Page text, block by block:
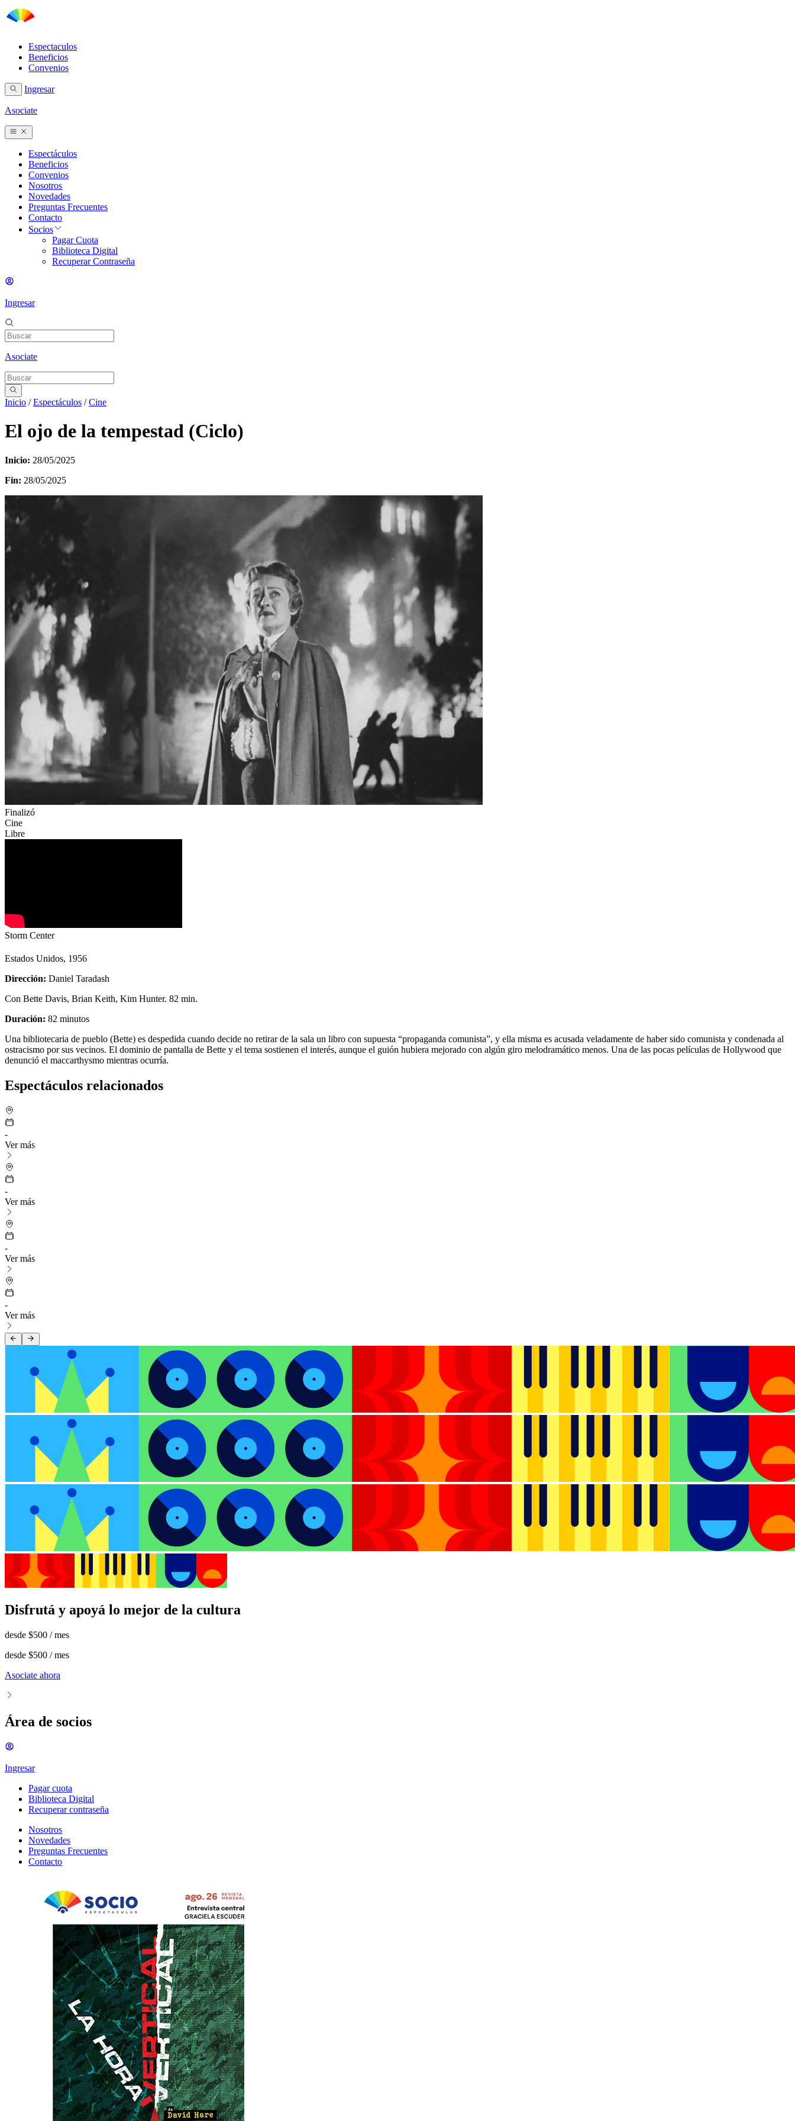
Espectaculos
Beneficios
Convenios
Ingresar
Asociate
Espectáculos
Beneficios
Convenios
Nosotros
Novedades
Preguntas Frecuentes
Contacto
Socios
Pagar Cuota
Biblioteca Digital
Recuperar Contraseña
Ingresar
Asociate
Inicio /Espectáculos /Cine
El ojo de la tempestad (Ciclo)
Inicio: 28/05/2025
Fin: 28/05/2025
Finalizó
Cine
Libre
Storm Center
Estados Unidos, 1956
Dirección: Daniel Taradash
Con Bette Davis, Brian Keith, Kim Hunter. 82 min.
Duración: 82 minutos
Una bibliotecaria de pueblo (Bette) es despedida cuando decide no retirar de la sala un libro con supuesta “propaganda comunista”, y ella misma es acusada veladamente de haber sido comunista y condenada al
ostracismo por sus vecinos. El dominio de pantalla de Bette y el tema sostienen el interés, aunque el guión hubiera mejorado con algún giro melodramático menos. Una de las pocas películas de Hollywood que
denunció el maccarthysmo mientras ocurría.
Espectáculos relacionados
-
Ver más
-
Ver más
-
Ver más
-
Ver más
Disfrutá y apoyá lo mejor de la cultura
desde $500 / mes
desde $500 / mes
Asociate ahora
Área de socios
Ingresar
Pagar cuota
Biblioteca Digital
Recuperar contraseña
Nosotros
Novedades
Preguntas Frecuentes
Contacto